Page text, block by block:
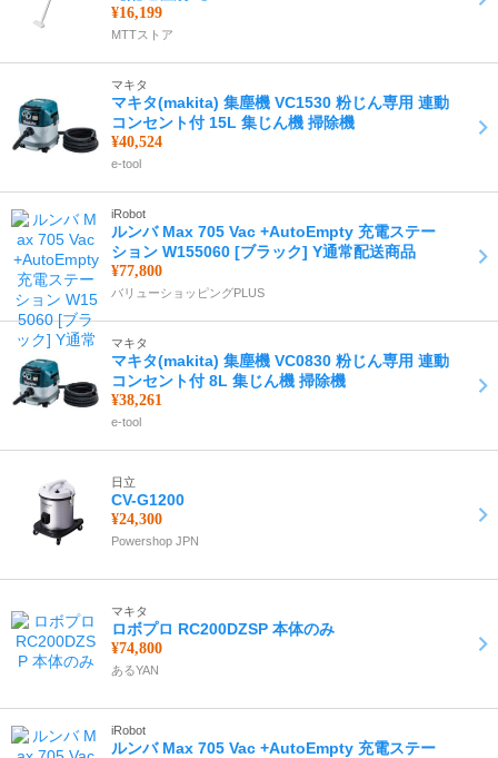
¥16,199
MTTストア
マキタ
マキタ(makita) 集塵機 VC1530 粉じん専用 連動
コンセント付 15L 集じん機 掃除機
¥40,524
e-tool
iRobot
ルンバ Max 705 Vac +AutoEmpty 充電ステー
ション W155060 [ブラック] Y通常配送商品
¥77,800
バリューショッピングPLUS
マキタ
マキタ(makita) 集塵機 VC0830 粉じん専用 連動
コンセント付 8L 集じん機 掃除機
¥38,261
e-tool
日立
CV-G1200
¥24,300
Powershop JPN
マキタ
ロボプロ RC200DZSP 本体のみ
¥74,800
あるYAN
iRobot
ルンバ Max 705 Vac +AutoEmpty 充電ステー